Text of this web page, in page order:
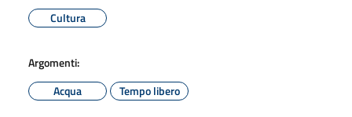
Cultura
Argomenti:
Acqua
Tempo libero